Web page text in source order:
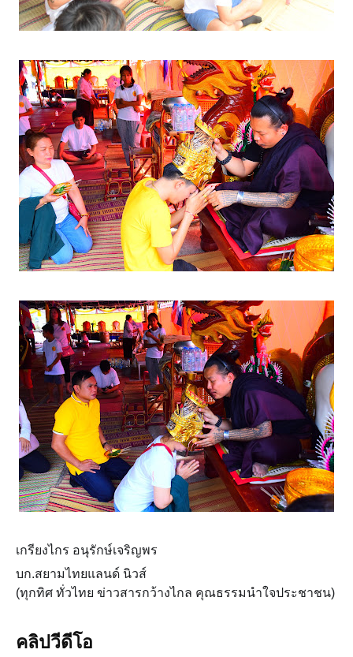
เกรียงไกร อนุรักษ์เจริญพร
บก.สยามไทยแลนด์ นิวส์
(ทุกทิศ ทั่วไทย ข่าวสารกว้างไกล คุณธรรมนำใจประชาชน)
คลิปวีดีโอ